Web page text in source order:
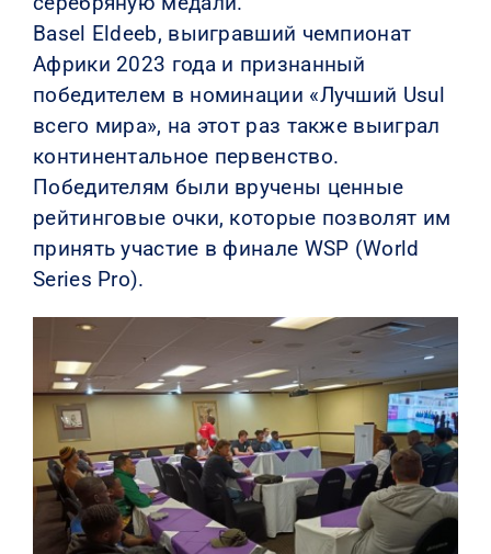
Basel Eldeeb, выигравший чемпионат
Африки 2023 года и признанный
победителем в номинации «Лучший Usul
всего мира», на этот раз также выиграл
континентальное первенство.
Победителям были вручены ценные
рейтинговые очки, которые позволят им
принять участие в финале WSP (World
Series Pro).